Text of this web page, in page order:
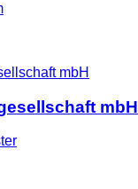
mbH